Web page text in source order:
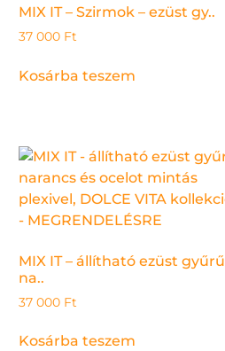
MIX IT – Szirmok – ezüst gy..
37 000 Ft
Kosárba teszem
MIX IT – állítható ezüst gyűrű
na..
37 000 Ft
Kosárba teszem